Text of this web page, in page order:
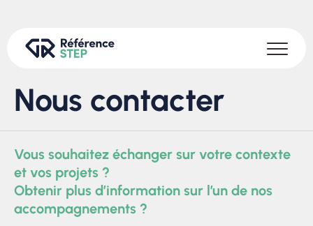
Nous contacter
Vous souhaitez échanger sur votre contexte
et vos projets ?
Obtenir plus d’information sur l’un de nos
accompagnements ?